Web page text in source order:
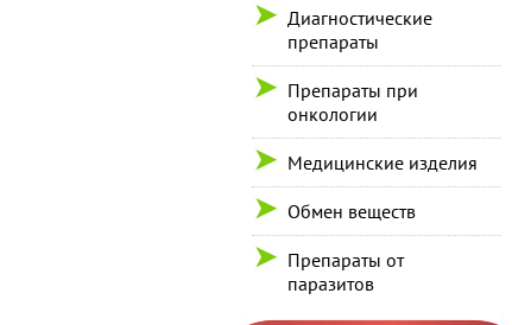
Диагностические
препараты
Препараты при
онкологии
Медицинские изделия
Обмен веществ
Препараты от
паразитов